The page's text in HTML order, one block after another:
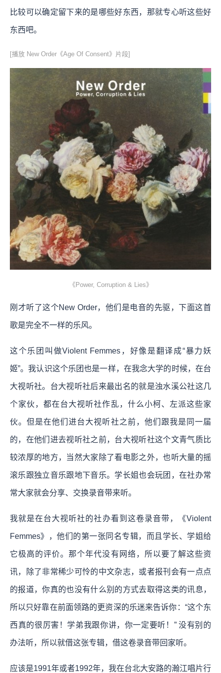
比较可以确定留下来的是哪些好东西，那就专心听这些好
东西吧。
[播放 New Order《Age Of Consent》片段]
《Power, Corruption & Lies》
刚才听了这个New Order，他们是电音的先驱，下面这首
歌是完全不一样的乐风。
这个乐团叫做Violent Femmes，好像是翻译成“暴力妖
姬”。我认识这个乐团也是一样，在我念大学的时候，在台
大视听社。台大视听社后来最出名的就是浊水溪公社这几
个家伙，都在台大视听社作乱，什么小柯、左派这些家
伙。但是在他们进台大视听社之前，他们跟我是同一届
的，在他们进去视听社之前，台大视听社这个文青气质比
较浓厚的地方，当然大家除了看电影之外，也听大量的摇
滚乐跟独立音乐跟地下音乐。学长姐也会玩团，在社办常
常大家就会分享、交换录音带来听。
我就是在台大视听社的社办看到这卷录音带，《Violent
Femmes》，他们的第一张同名专辑，而且学长、学姐给
它极高的评价。那个年代没有网络，所以要了解这些资
讯，除了非常稀少可怜的中文杂志，或者报刊会有一点点
的报道，你真的也没有什么别的方式去取得这类的讯息，
所以只好靠在前面领路的更资深的乐迷来告诉你：“这个东
西真的很厉害！学弟我跟你讲，你一定要听！” 没有别的
办法听，所以就借这张专辑，借这卷录音带回家听。
应该是1991年或者1992年，我在台北大安路的瀚江唱片行